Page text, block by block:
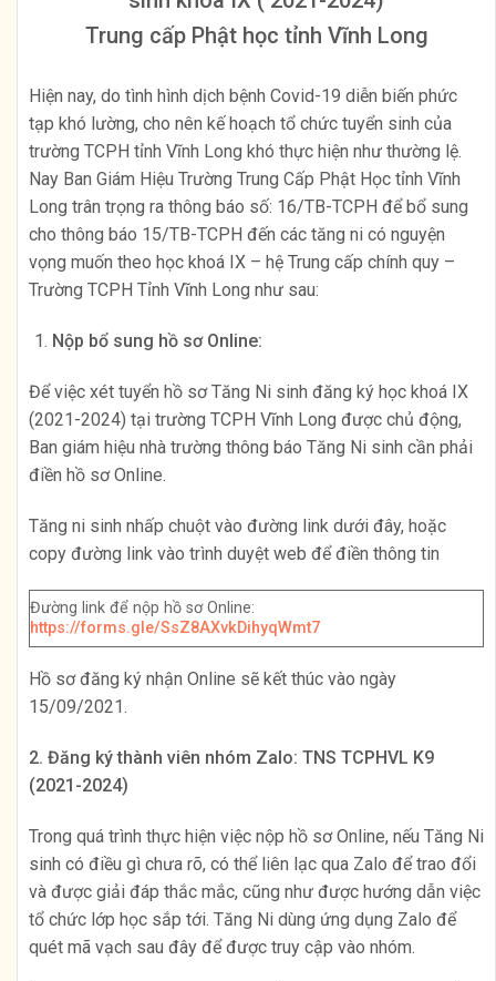
Trung cấp Phật học tỉnh Vĩnh Long
Hiện nay, do tình hình dịch bệnh Covid-19 diễn biến phức
tạp khó lường, cho nên kế hoạch tổ chức tuyển sinh của
trường TCPH tỉnh Vĩnh Long khó thực hiện như thường lệ.
Nay Ban Giám Hiệu Trường Trung Cấp Phật Học tỉnh Vĩnh
Long trân trọng ra thông báo số: 16/TB-TCPH để bổ sung
cho thông báo 15/TB-TCPH đến các tăng ni có nguyện
vọng muốn theo học khoá IX – hệ Trung cấp chính quy –
Trường TCPH Tỉnh Vĩnh Long như sau:
Nộp bổ sung hồ sơ Online:
Để việc xét tuyển hồ sơ Tăng Ni sinh đăng ký học khoá IX
(2021-2024) tại trường TCPH Vĩnh Long được chủ động,
Ban giám hiệu nhà trường thông báo Tăng Ni sinh cần phải
điền hồ sơ Online.
Tăng ni sinh nhấp chuột vào đường link dưới đây, hoặc
copy đường link vào trình duyệt web để điền thông tin
Đường link để nộp hồ sơ Online:
https://forms.gle/SsZ8AXvkDihyqWmt7
Hồ sơ đăng ký nhận Online sẽ kết thúc vào ngày
15/09/2021.
2. Đăng ký thành viên nhóm Zalo: TNS TCPHVL K9
(2021-2024)
Trong quá trình thực hiện việc nộp hồ sơ Online, nếu Tăng Ni
sinh có điều gì chưa rõ, có thể liên lạc qua Zalo để trao đổi
và được giải đáp thắc mắc, cũng như được hướng dẫn việc
tổ chức lớp học sắp tới. Tăng Ni dùng ứng dụng Zalo để
quét mã vạch sau đây để được truy cập vào nhóm.